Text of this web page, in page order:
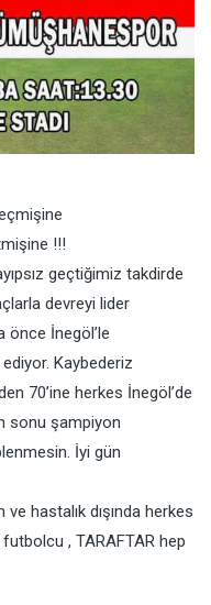
!!!
geçtiğimiz takdirde
devreyi lider
İnegöl’le
Kaybederiz
70’ine herkes İnegöl’de
sonu şampiyon
İyi gün
hastalık dışında herkes
, TARAFTAR hep